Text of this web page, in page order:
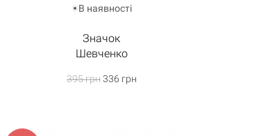
В наявності
Значок
Шевченко
395 грн336 грн